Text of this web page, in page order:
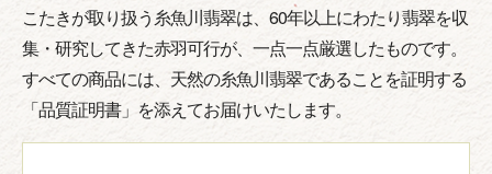
こたきが取り扱う糸魚川翡翠は、60年以上にわたり翡翠を収
集・研究してきた赤羽可行が、一点一点厳選したものです。
すべての商品には、天然の糸魚川翡翠であることを証明する
「品質証明書」を添えてお届けいたします。